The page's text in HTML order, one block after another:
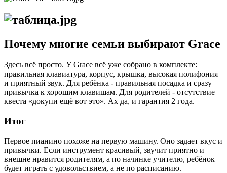
Почему многие семьи выбирают Grace
Здесь всё просто. У Grace всё уже собрано в комплекте:
правильная клавиатура, корпус, крышка, высокая полифония
и приятный звук. Для ребёнка - правильная посадка и сразу
привычка к хорошим клавишам. Для родителей - отсутствие
квеста «докупи ещё вот это». Ах да, и гарантия 2 года.
Итог
Первое пианино похоже на первую машину. Оно задает вкус и
привычки. Если инструмент красивый, звучит приятно и
внешне нравится родителям, а по начинке учителю, ребёнок
будет играть с удовольствием, а не по расписанию.